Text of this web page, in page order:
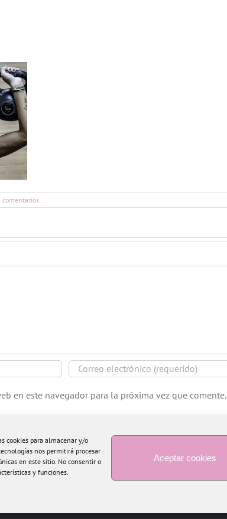
cookies para almacenar y/o
nos permitirá procesar
en este sitio. No consentir o
y funciones.
Aceptar cookies
comentarios
en este navegador para la próxima vez que comente.